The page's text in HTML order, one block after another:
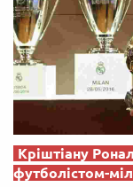
Кріштіану
футболістом-